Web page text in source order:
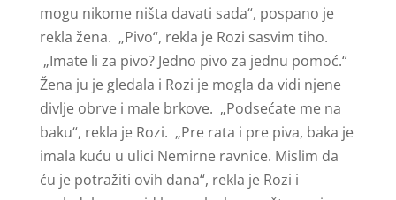
mogu nikome ništa davati sada“, pospano je
rekla žena. „Pivo“, rekla je Rozi sasvim tiho.
„Imate li za pivo? Jedno pivo za jednu pomoć.“
Žena ju je gledala i Rozi je mogla da vidi njene
divlje obrve i male brkove. „Podsećate me na
baku“, rekla je Rozi. „Pre rata i pre piva, baka je
imala kuću u ulici Nemirne ravnice. Mislim da
ću je potražiti ovih dana“, rekla je Rozi i